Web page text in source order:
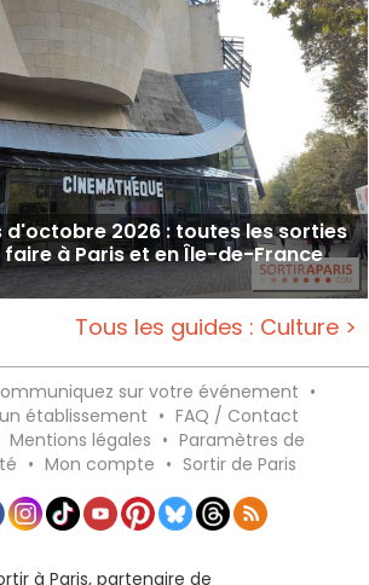
d'octobre 2026 : toutes les sorties
à Paris et en Île-de-France
Tous les guides : Culture >
sur votre événement •
établissement • FAQ / Contact
Mentions légales • Paramètres de
• Mon compte • Sortir de Paris
à Paris, partenaire de